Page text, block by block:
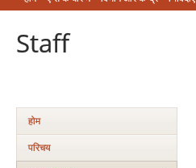
Staff
होम
परिचय